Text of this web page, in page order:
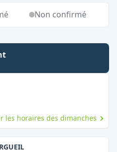
Non confirmé
les horaires des dimanches
,